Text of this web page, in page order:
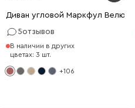
Диван угловой Маркфул Велюр
5отзывов
В наличии в других
цветах: 3 шт.
+106